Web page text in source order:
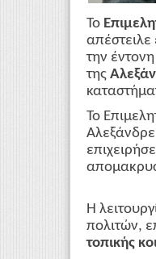
Το
απέστειλε
την
της
Το
Η
πολιτών,
τοπικής